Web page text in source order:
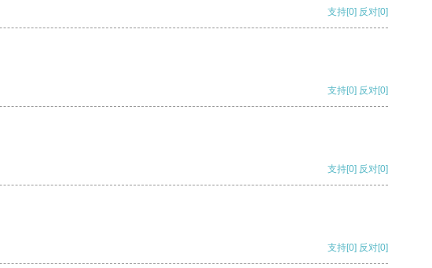
支持[0] 反对[0]
支持[0] 反对[0]
支持[0] 反对[0]
支持[0] 反对[0]